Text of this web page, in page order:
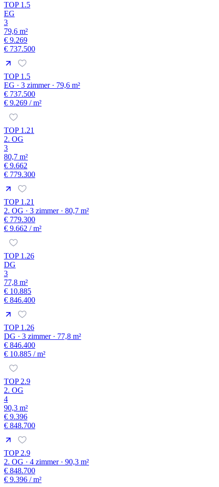
TOP 1.5
EG
3
79,6 m²
€ 9.269
€ 737.500
TOP 1.5
EG · 3 zimmer · 79,6 m²
€ 737.500
€ 9.269 / m²
TOP 1.21
2. OG
3
80,7 m²
€ 9.662
€ 779.300
TOP 1.21
2. OG · 3 zimmer · 80,7 m²
€ 779.300
€ 9.662 / m²
TOP 1.26
DG
3
77,8 m²
€ 10.885
€ 846.400
TOP 1.26
DG · 3 zimmer · 77,8 m²
€ 846.400
€ 10.885 / m²
TOP 2.9
2. OG
4
90,3 m²
€ 9.396
€ 848.700
TOP 2.9
2. OG · 4 zimmer · 90,3 m²
€ 848.700
€ 9.396 / m²